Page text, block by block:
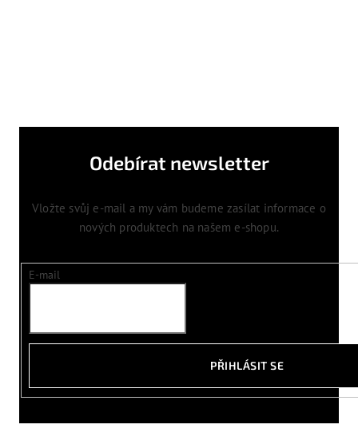
Odebírat newsletter
Vložte svůj e-mail a my vám budeme zasílat informace o
nových produktech na našem e-shopu.
E-mail
PŘIHLÁSIT SE